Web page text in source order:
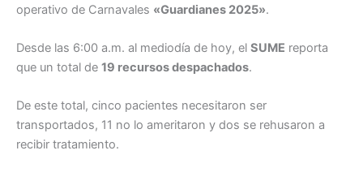
operativo de Carnavales «Guardianes 2025».
Desde las 6:00 a.m. al mediodía de hoy, el SUME reporta
que un total de 19 recursos despachados.
De este total, cinco pacientes necesitaron ser
transportados, 11 no lo ameritaron y dos se rehusaron a
recibir tratamiento.